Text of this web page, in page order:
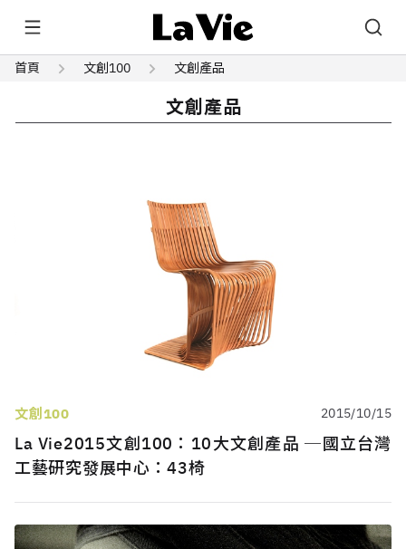
首頁 文創100 文創產品
文創產品
文創100 2015/10/15
La Vie2015文創100：10大文創產品 ─國立台灣
工藝研究發展中心：43椅